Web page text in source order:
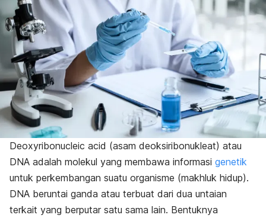
Deoxyribonucleic acid (asam deoksiribonukleat) atau
DNA adalah molekul yang membawa informasi genetik
untuk perkembangan suatu organisme (makhluk hidup).
DNA beruntai ganda atau terbuat dari dua untaian
terkait yang berputar satu sama lain. Bentuknya